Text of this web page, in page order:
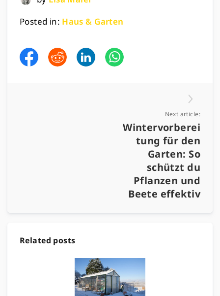
Posted in: Haus & Garten
Next article:
Wintervorberei
tung für den
Garten: So
schützt du
Pflanzen und
Beete effektiv
Related posts